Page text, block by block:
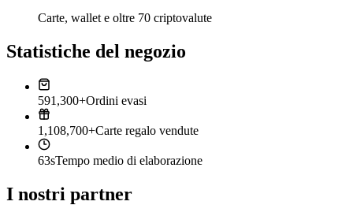
Carte, wallet e oltre 70 criptovalute
Statistiche del negozio
591,300+Ordini evasi
1,108,700+Carte regalo vendute
63sTempo medio di elaborazione
I nostri partner